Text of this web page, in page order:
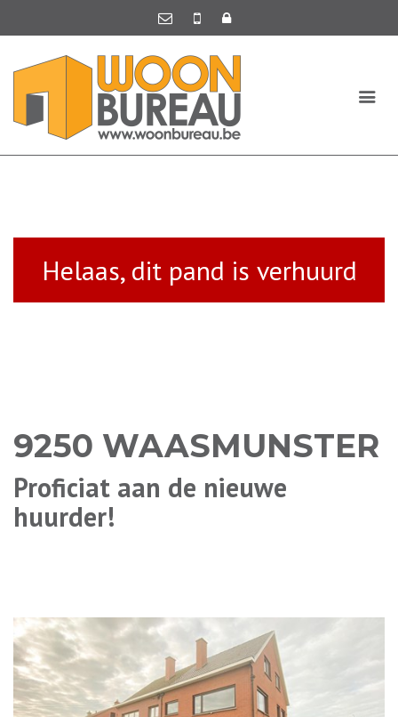
Helaas, dit pand is verhuurd
9250 WAASMUNSTER
Proficiat aan de nieuwe
huurder!